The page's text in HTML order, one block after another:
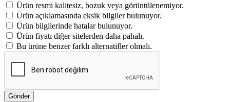
Ürün resmi kalitesiz, bozuk veya görüntülenemiyor.
Ürün açıklamasında eksik bilgiler bulunuyor.
Ürün bilgilerinde hatalar bulunuyor.
Ürün fiyatı diğer sitelerden daha pahalı.
Bu ürüne benzer farklı alternatifler olmalı.
Gönder